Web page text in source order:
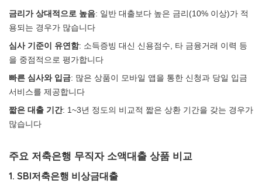
금리가 상대적으로 높음: 일반 대출보다 높은 금리(10% 이상)가 적
용되는 경우가 많습니다
심사 기준이 유연함: 소득증빙 대신 신용점수, 타 금융거래 이력 등
을 중점적으로 평가합니다
빠른 심사와 입금: 많은 상품이 모바일 앱을 통한 신청과 당일 입금
서비스를 제공합니다
짧은 대출 기간: 1~3년 정도의 비교적 짧은 상환 기간을 갖는 경우가
많습니다
주요 저축은행 무직자 소액대출 상품 비교
1. SBI저축은행 비상금대출